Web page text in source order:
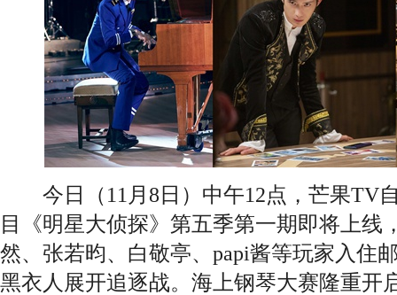
今日（11月8日）中午12点，芒果TV
目《明星大侦探》第五季第一期即将上线
然、张若昀、白敬亭、papi酱等玩家入住
黑衣人展开追逐战。海上钢琴大赛隆重开